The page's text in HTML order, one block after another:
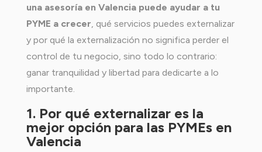
una asesoría en Valencia puede ayudar a tu
PYME a crecer, qué servicios puedes externalizar
y por qué la externalización no significa perder el
control de tu negocio, sino todo lo contrario:
ganar tranquilidad y libertad para dedicarte a lo
importante.
1. Por qué externalizar es la
mejor opción para las PYMEs en
Valencia